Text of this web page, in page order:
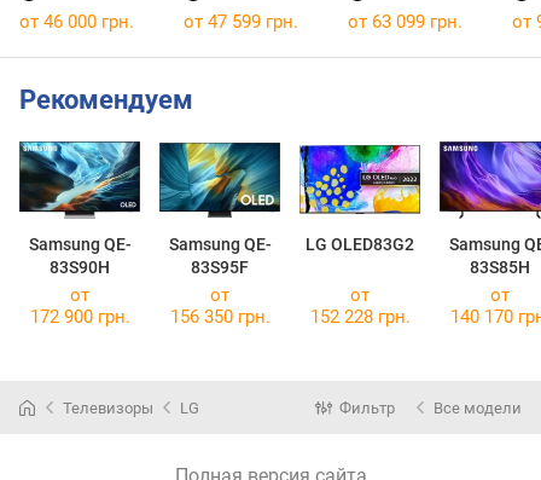
от 46 000 грн. от 47 599 грн. от 63 099 грн. от
Рекомендуем
Samsung QE-
83S90H
Samsung QE-
83S95F
LG OLED83G2
Samsung
83S85H
от
172 900 грн.
от
156 350 грн.
от
152 228 грн.
от
140 170
Телевизоры LG Фильтр Все модели